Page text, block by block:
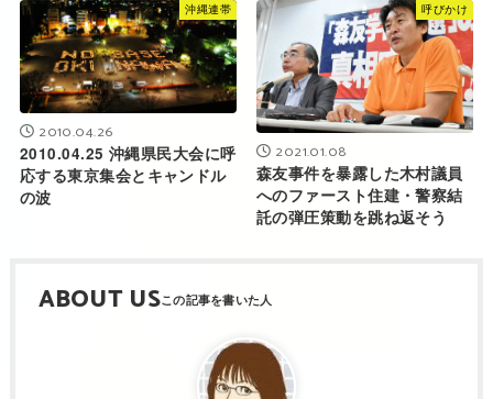
沖縄連帯
2010.04.26
2010.04.25 沖縄県民大会に呼
応する東京集会とキャンドル
の波
呼びかけ
2021.01.08
森友事件を暴露した木村議員
へのファースト住建・警察結
託の弾圧策動を跳ね返そう
ABOUT US